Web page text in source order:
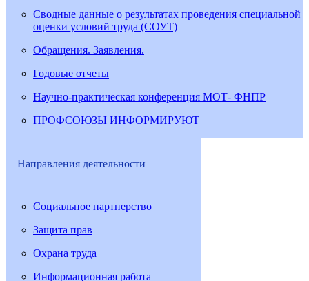
Сводные данные о результатах проведения специальной
оценки условий труда (СОУТ)
Обращения. Заявления.
Годовые отчеты
Научно-практическая конференция МОТ- ФНПР
ПРОФСОЮЗЫ ИНФОРМИРУЮТ
Направления деятельности
Социальное партнерство
Защита прав
Охрана труда
Информационная работа